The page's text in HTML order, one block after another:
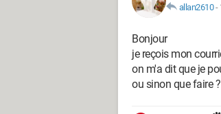
allan2610-
Bonjour
je reçois mon
on m'a dit que je
ou sinon que faire